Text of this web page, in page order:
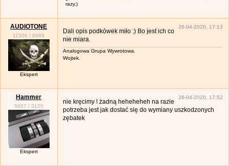
razy.)
AUDIOTONE
11506 /6665
Ekspert
26-04-2020, 17:13
Dali opis podkówek miło :) Bo jest ich co
nie miara.
Analogowa Grupa Wywrotowa.
Wojtek.
Hammer
5857 / 3125
Ekspert
26-04-2020, 17:52
nie kręcimy ! żadną heheheheh na razie
potrzeba jest jak dostać się do wymiany uszkodzonych
zębatek